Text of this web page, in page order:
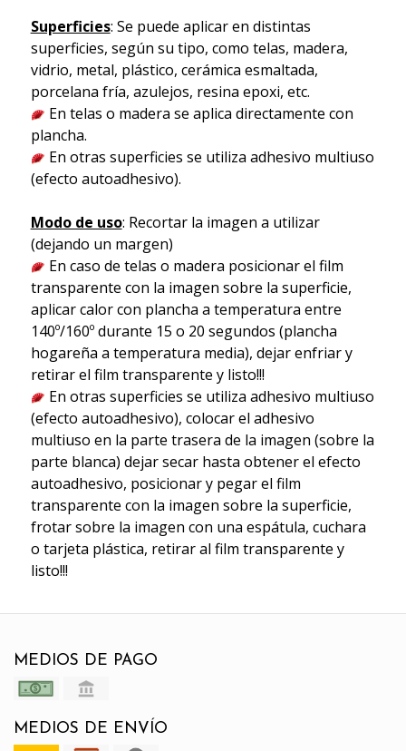
Superficies: Se puede aplicar en distintas
superficies, según su tipo, como telas, madera,
vidrio, metal, plástico, cerámica esmaltada,
porcelana fría, azulejos, resina epoxi, etc.
En telas o madera se aplica directamente con
plancha.
En otras superficies se utiliza adhesivo multiuso
(efecto autoadhesivo).
Modo de uso: Recortar la imagen a utilizar
(dejando un margen)
En caso de telas o madera posicionar el film
transparente con la imagen sobre la superficie,
aplicar calor con plancha a temperatura entre
140º/160º durante 15 o 20 segundos (plancha
hogareña a temperatura media), dejar enfriar y
retirar el film transparente y listo!!!
En otras superficies se utiliza adhesivo multiuso
(efecto autoadhesivo), colocar el adhesivo
multiuso en la parte trasera de la imagen (sobre la
parte blanca) dejar secar hasta obtener el efecto
autoadhesivo, posicionar y pegar el film
transparente con la imagen sobre la superficie,
frotar sobre la imagen con una espátula, cuchara
o tarjeta plástica, retirar al film transparente y
listo!!!
MEDIOS DE PAGO
MEDIOS DE ENVÍO